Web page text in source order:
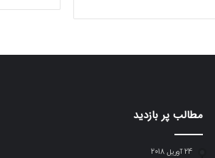
مطالب پر بازدید
24 آوریل 2018